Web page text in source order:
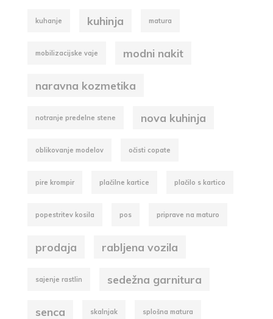
kuhanje kuhinja matura
mobilizacijske vaje modni nakit
naravna kozmetika
notranje predelne stene nova kuhinja
oblikovanje modelov očisti copate
pire krompir plačilne kartice plačilo s kartico
popestritev kosila pos priprave na maturo
prodaja rabljena vozila
sajenje rastlin sedežna garnitura
senca skalnjak splošna matura